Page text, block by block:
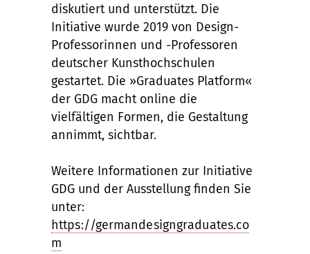
diskutiert und unterstützt. Die
Initiative wurde 2019 von Design-
Professorinnen und -Professoren
deutscher Kunsthochschulen
gestartet. Die »Graduates Platform«
der GDG macht online die
vielfältigen Formen, die Gestaltung
annimmt, sichtbar.
Weitere Informationen zur Initiative
GDG und der Ausstellung finden Sie
unter:
https://germandesigngraduates.co
m